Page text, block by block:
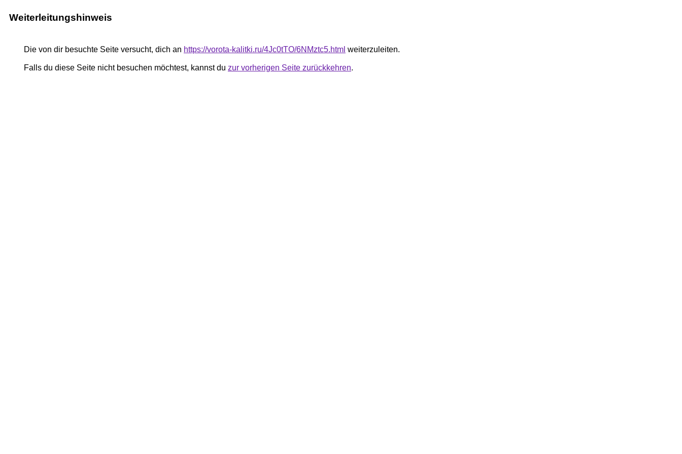
Weiterleitungshinweis
Die von dir besuchte Seite versucht, dich an https://vorota-kalitki.ru/4Jc0tTO/6NMztc5.html weiterzuleiten.
Falls du diese Seite nicht besuchen möchtest, kannst du zur vorherigen Seite zurückkehren.